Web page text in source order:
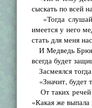
сыскать по всей
«Тогда
имеется у него
стать для меня
И Медведь Брюн
всегда будет
Засмеялся
«Значит, будет
От таких речей
«Какая же выпала